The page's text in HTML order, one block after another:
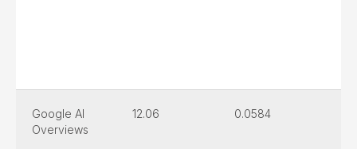
Google AI
Overviews
12.06 0.0584